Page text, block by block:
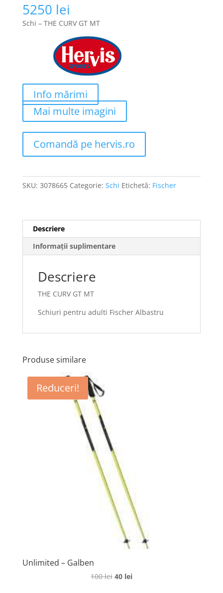
5250 lei
Schi – THE CURV GT MT
Info mărimi
Mai multe imagini
Comandă pe hervis.ro
SKU: 3078665 Categorie: Schi Etichetă: Fischer
Descriere
Informații suplimentare
Descriere
THE CURV GT MT
Schiuri pentru adulti Fischer Albastru
Produse similare
Reduceri!
Unlimited – Galben
100lei Prețul
40 leiPrețul